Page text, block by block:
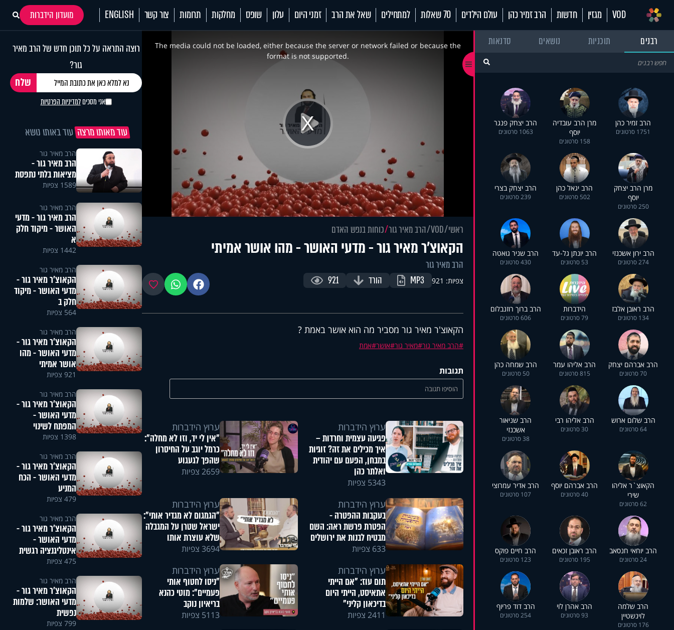
VOD מגזין חדשות הרב זמיר כהן עולם הילדים 70 שאלות למתחילים שאל את הרב זמני היום עלון שופס מחלקות תרומות צור קשר ENGLISH
מועדון הידברות
רבנים
תוכניות נושאים סדנאות
הרב זמיר כהן
1751 סרטונים
מרן הרב עובדיה
יוסף
158 סרטונים
הרב יצחק פנגר
1063 סרטונים
מרן הרב יצחק
יוסף
250 סרטונים
הרב יגאל כהן
502 סרטונים
הרב יצחק בצרי
239 סרטונים
הרב ירון אשכנזי
274 סרטונים
הרב יונתן גל-עד
53 סרטונים
הרב שניר גואטה
430 סרטונים
הרב ראובן אלבז
134 סרטונים
הידברות
79 סרטונים
הרב ברוך רוזנבלום
606 סרטונים
הרב אברהם יצחק
70 סרטונים
הרב אליהו עמר
815 סרטונים
הרב שמחה כהן
50 סרטונים
הרב שלום ארוש
64 סרטונים
הרב אליהו רבי
30 סרטונים
הרב שניאור
אשכנזי
38 סרטונים
הקאוצ`ר אליהו
שירי
62 סרטונים
הרב אברהם יוסף
40 סרטונים
הרב אדיר עמרוצי
107 סרטונים
הרב יוחאי חנסאב
24 סרטונים
הרב ראובן זכאים
195 סרטונים
הרב חיים פוקס
123 סרטונים
הרב שלמה
לוינשטיין
176 סרטונים
הרב אהרן לוי
93 סרטונים
הרב דוד פריוף
254 סרטונים
Play
Video
This
modalThe media could not be loaded, either because the server or network failed or because the
format is not supported.
ראשי VOD הרב מאיר גור כוחות בנפש האדם
הקאוצ'ר מאיר גור - מדעי האושר - מהו אושר אמיתי
הרב מאיר גור
צפיות: 921 MP3 הורד 921 פייסבוקווטסאפ מועדפים
הקאוצ'ר מאיר גור מסביר מה הוא אושר באמת ?
הרב מאיר גור מאיר גור אושר אמת
תגובות
הוסיפו תגובה
ערוץ הידברות
פגיעה עצמית וחרדות –
איך מכילים את זה? זוגיות
במבחן, הפעם עם יהודית
ואלתר כהן
5343 צפיות
ערוץ הידברות
"אין לי יד, וזו לא מחלה":
כרמל יוגב על החיסרון
שהפך לגעגוע
2659 צפיות
ערוץ הידברות
בעקבות ההפטרה -
הפטרת פרשת ראה: השם
מבטיח לבנות את ירושלים
633 צפיות
ערוץ הידברות
"הגמגום לא מגדיר אותי":
ישראל שטרן על המגבלה
שלא עוצרת אותו
3694 צפיות
ערוץ הידברות
תום עוז: "אם הייתי
אתאיסט, הייתי היום
בדיכאון קליני"
2411 צפיות
ערוץ הידברות
"ניסו לחטוף אותי
פעמיים": מוטי כהנא
בריאיון נוקב
5113 צפיות
רוצה התראה על כל תוכן חדש של הרב מאיר
גור?
אני מסכיםלמדיניות הפרטיות
עוד מאותו מרצה עוד באותו נושא
הרב מאיר גור
הרב מאיר גור -
מציאות בלתי נתפסת
1589 צפיות
הרב מאיר גור
הרב מאיר גור - מדעי
האושר - מיקוד חלק
א
1442 צפיות
הרב מאיר גור
הקאוצ'ר מאיר גור -
מדעי האושר - מיקוד
חלק ב
564 צפיות
הרב מאיר גור
הקאוצ'ר מאיר גור -
מדעי האושר - מהו
אושר אמיתי
921 צפיות
הרב מאיר גור
הקאוצ'ר מאיר גור -
מדעי האושר -
המפתח לשינוי
1398 צפיות
הרב מאיר גור
הקאוצ'ר מאיר גור -
מדעי האושר - הכח
המניע
479 צפיות
הרב מאיר גור
הקאוצ'ר מאיר גור -
מדעי האושר -
אינטליגנציה רגשית
475 צפיות
הרב מאיר גור
הקאוצ'ר מאיר גור -
מדעי האושר: שלמות
נפשית
799 צפיות